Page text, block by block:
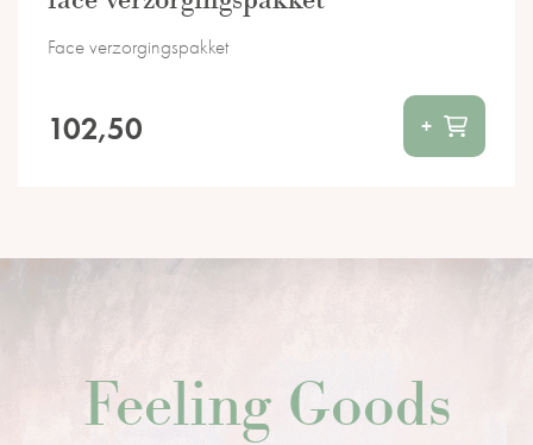
102,50 +
Face verzorgingspakket
Feeling Goods